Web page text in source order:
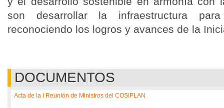
son desarrollar la infraestructura
reconociendo los logros y avances de la
DOCUMENTOS
Acta de la I Reunión de Ministros del COSIPLAN